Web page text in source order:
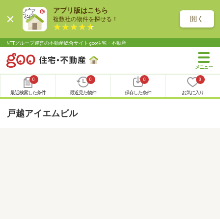
アプリ版はこちら
複数社の物件を探せる！ 開く
NTTグループ運営の不動産総合サイト goo住宅・不動産
0
最近検索した条件
0
最近見た物件
0
保存した条件
0
お気に入り
戸越アイエムビル